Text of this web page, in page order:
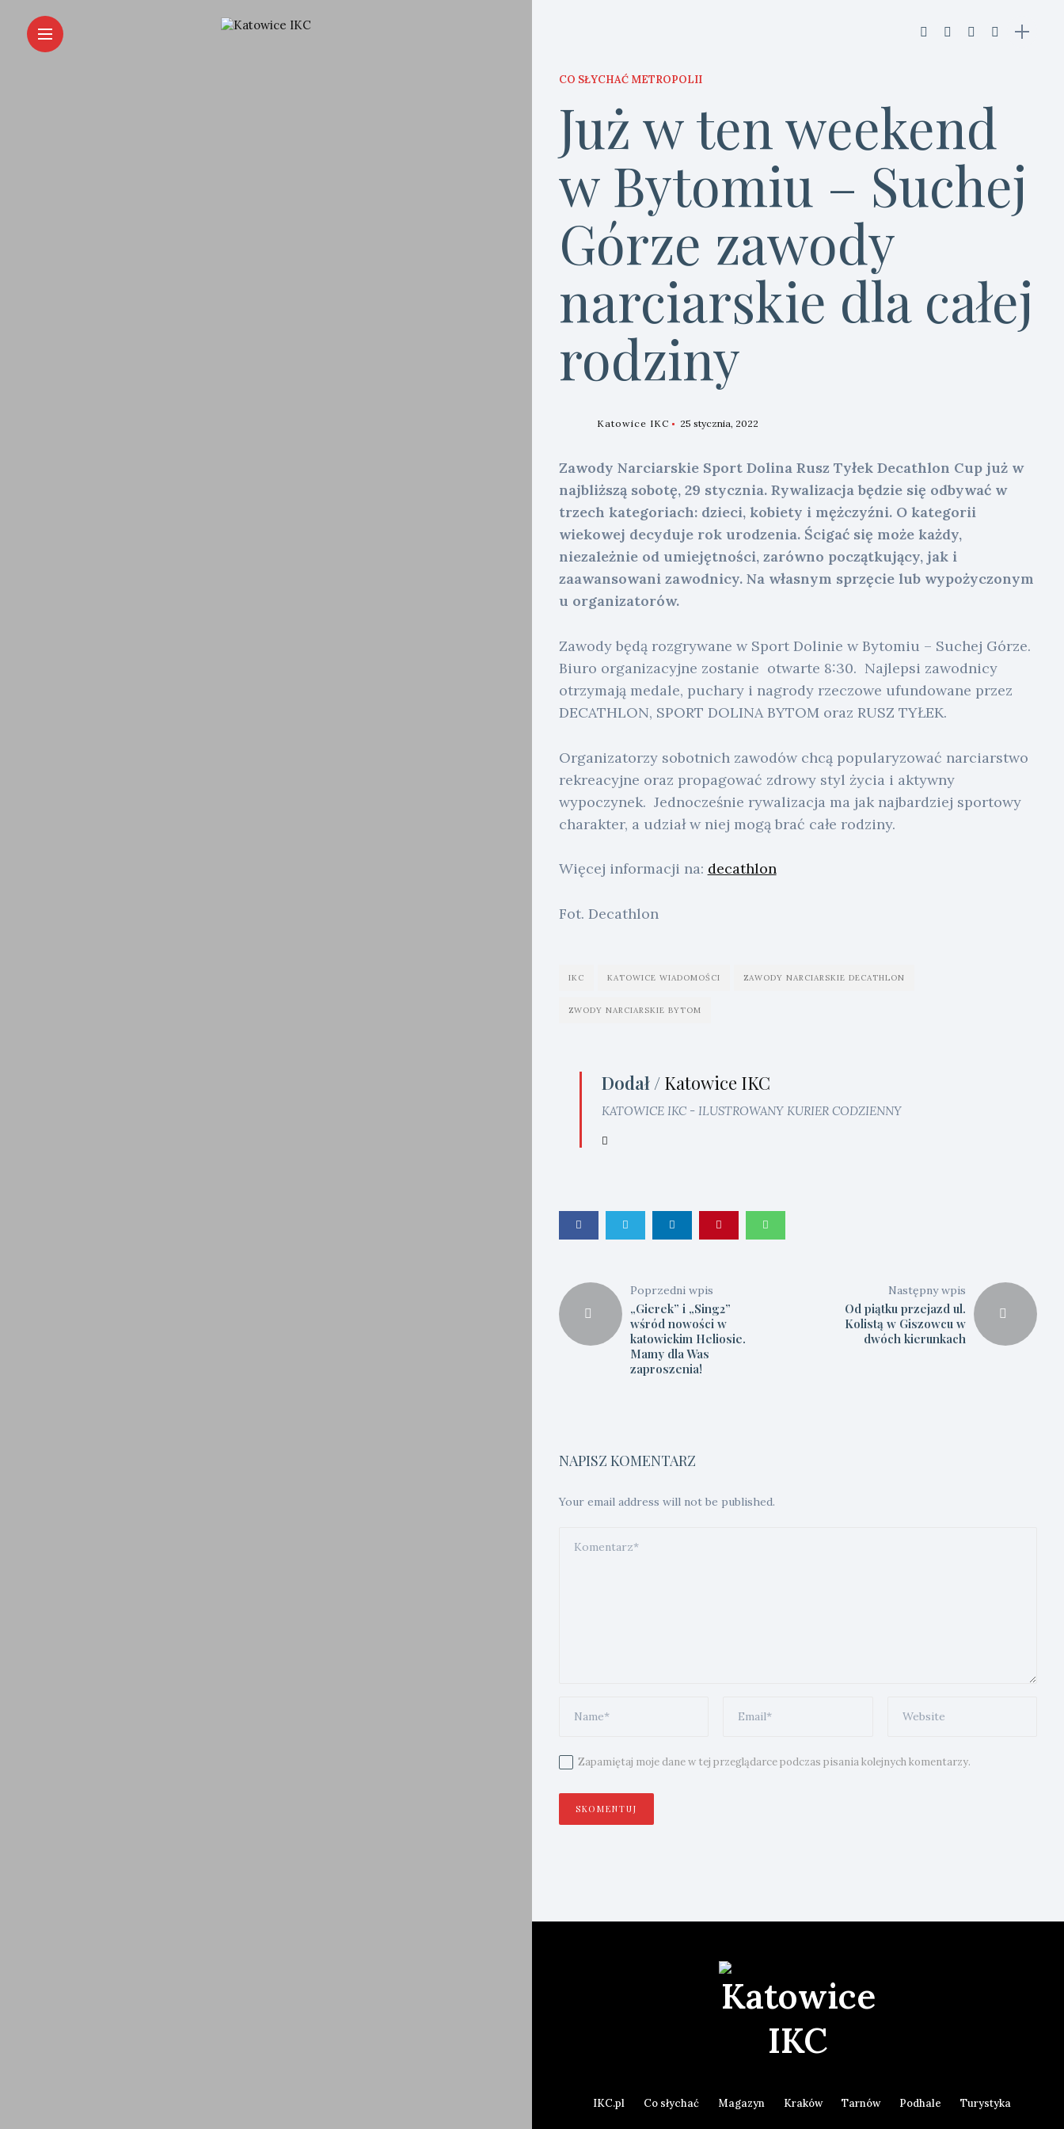
CO SŁYCHAĆ METROPOLII
Już w ten weekend
w Bytomiu – Suchej
Górze zawody
narciarskie dla całej
rodziny
Katowice IKC 25 stycznia, 2022
Zawody Narciarskie Sport Dolina Rusz Tyłek Decathlon Cup już w
najbliższą sobotę, 29 stycznia. Rywalizacja będzie się odbywać w
trzech kategoriach: dzieci, kobiety i mężczyźni. O kategorii
wiekowej decyduje rok urodzenia. Ścigać się może każdy,
niezależnie od umiejętności, zarówno początkujący, jak i
zaawansowani zawodnicy. Na własnym sprzęcie lub wypożyczonym
u organizatorów.
Zawody będą rozgrywane w Sport Dolinie w Bytomiu – Suchej Górze.
Biuro organizacyjne zostanie otwarte 8:30. Najlepsi zawodnicy
otrzymają medale​,​ puchary i nagrody rzeczowe ufundowane przez
DECATHLON, SPORT DOLINA BYTOM oraz RUSZ TYŁEK.
Organizatorzy sobotnich zawodów chcą popularyzować narciarstwo
rekreacyjne oraz propagować zdrowy styl życia i aktywny
wypoczynek. Jednocześnie rywalizacja ma jak najbardziej sportowy
charakter, a udział w niej mogą brać całe rodziny.
Więcej informacji na: decathlon
Fot. Decathlon
IKC KATOWICE WIADOMOŚCI ZAWODY NARCIARSKIE DECATHLON
ZWODY NARCIARSKIE BYTOM
Dodał / Katowice IKC
KATOWICE IKC - ILUSTROWANY KURIER CODZIENNY
Poprzedni wpis
„Gierek” i „Sing2”
wśród nowości w
katowickim Heliosie.
Mamy dla Was
zaproszenia!
Następny wpis
Od piątku przejazd ul.
Kolistą w Giszowcu w
dwóch kierunkach
NAPISZ KOMENTARZ
Your email address will not be published.
Zapamiętaj moje dane w tej przeglądarce podczas pisania kolejnych komentarzy.
IKC.pl Co słychać Magazyn Kraków Tarnów Podhale Turystyka